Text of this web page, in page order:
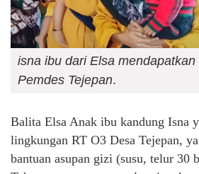
isna ibu dari Elsa
Pemdes Tejepan.
Balita Elsa Anak ibu kandung Isna
lingkungan RT O3 Desa Tejepan,
bantuan asupan gizi (susu, telur 30